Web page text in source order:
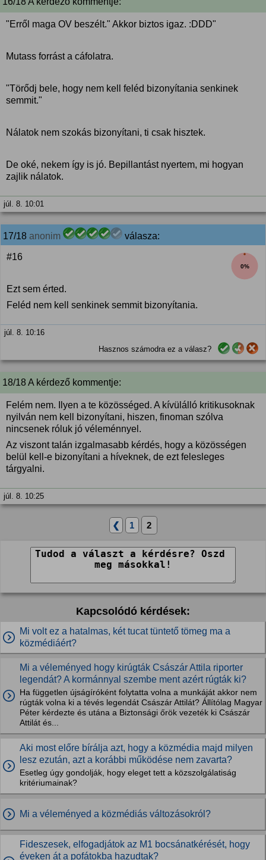
"Erről maga OV beszélt." Akkor biztos igaz. :DDD"
Mutass forrást a cáfolatra.
"Törődj bele, hogy nem kell feléd bizonyítania senkinek
semmit."
Nálatok nem szokás bizonyítani, ti csak hisztek.
De oké, nekem így is jó. Bepillantást nyertem, mi hogyan
zajlik nálatok.
júl. 8. 10:01
17/18 anonim válasza:
0%
#16
Ezt sem érted.
Feléd nem kell senkinek semmit bizonyítania.
júl. 8. 10:16
Hasznos számodra ez a válasz?
18/18 A kérdező kommentje:
Felém nem. Ilyen a te közösséged. A kívülálló kritikusoknak
nyilván nem kell bizonyítani, hiszen, finoman szólva
nincsenek róluk jó véleménnyel.
Az viszont talán izgalmasabb kérdés, hogy a közösségen
belül kell-e bizonyítani a híveknek, de ezt felesleges
tárgyalni.
júl. 8. 10:25
❮ 1 2
Kapcsolódó kérdések:
Mi volt ez a hatalmas, két tucat tüntető tömeg ma a
közmédiáért?
Mi a véleményed hogy kirúgták Császár Attila riporter
legendát? A kormánnyal szembe ment azért rúgták ki?
Ha független újságíróként folytatta volna a munkáját akkor nem
rúgták volna ki a tévés legendát Császár Attilát? Állítólag Magyar
Péter kérdezte és utána a Biztonsági őrök vezeték ki Császár
Attilát és...
Aki most előre bírálja azt, hogy a közmédia majd milyen
lesz ezután, azt a korábbi működése nem zavarta?
Esetleg úgy gondolják, hogy eleget tett a közszolgálatiság
kritériumainak?
Mi a véleményed a közmédiás változásokról?
Fideszesek, elfogadjátok az M1 bocsánatkérését, hogy
éveken át a pofátokba hazudtak?